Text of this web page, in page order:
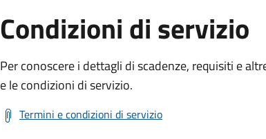
Condizioni di servizio
Per conoscere i dettagli di scadenze, requisiti e
e le condizioni di servizio.
Termini e condizioni di servizio